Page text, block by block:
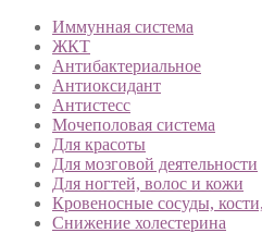
Иммунная система
ЖКТ
Антибактериальное
Антиоксидант
Антистесс
Мочеполовая система
Для красоты
Для мозговой деятельности
Для ногтей, волос и кожи
Кровеносные сосуды,
Снижение холестерина